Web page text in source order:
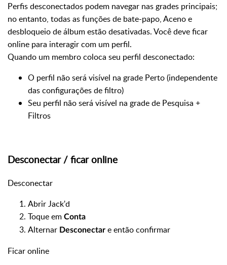
Perfis desconectados podem navegar nas grades principais;
no entanto, todas as funções de bate-papo, Aceno e
desbloqueio de álbum estão desativadas. Você deve ficar
online para interagir com um perfil.
Quando um membro coloca seu perfil desconectado:
O perfil não será visível na grade Perto (independente
das configurações de filtro)
Seu perfil não será visível na grade de Pesquisa +
Filtros
Desconectar / ficar online
Desconectar
Abrir Jack'd
Toque em Conta
Alternar Desconectar e então confirmar
Ficar online